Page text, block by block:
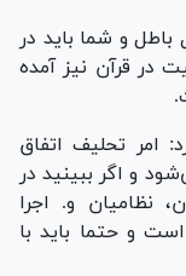
و شما باید در
در قرآن نیز آمده
امر تحلیف اتفاق
و اگر ببینید در
نظامیان و. اجرا
و حتما باید با